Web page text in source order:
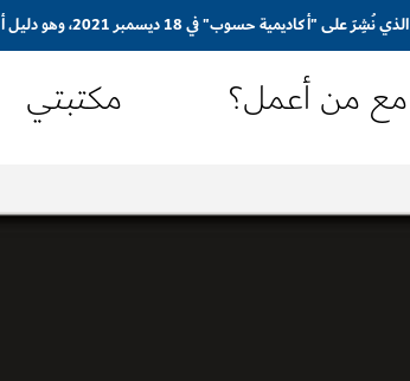
الذي نُشِرَ على "أكاديمية حسوب" في 18 ديسمبر 2021، وهو دليل أكاديمي مُبسَّط ومُوجَّه نحو المترجم المبتدئ
مع من أعمل؟ مكتبتي